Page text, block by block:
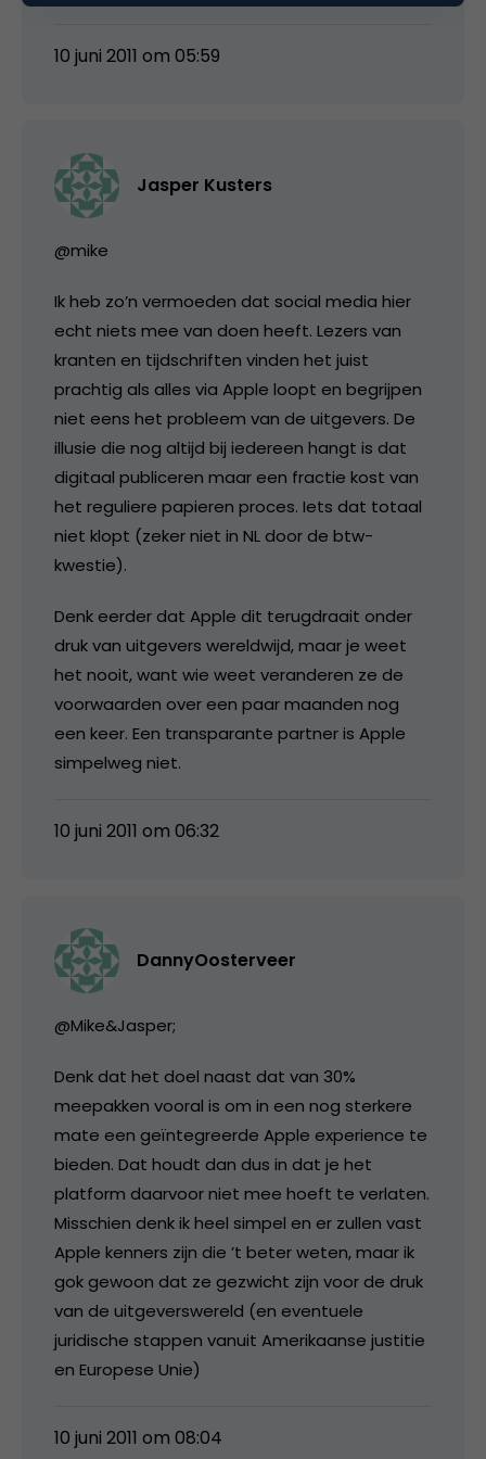
10 juni 2011 om 05:59
Jasper Kusters
@mike
Ik heb zo’n vermoeden dat social media hier
echt niets mee van doen heeft. Lezers van
kranten en tijdschriften vinden het juist
prachtig als alles via Apple loopt en begrijpen
niet eens het probleem van de uitgevers. De
illusie die nog altijd bij iedereen hangt is dat
digitaal publiceren maar een fractie kost van
het reguliere papieren proces. Iets dat totaal
niet klopt (zeker niet in NL door de btw-
kwestie).
Denk eerder dat Apple dit terugdraait onder
druk van uitgevers wereldwijd, maar je weet
het nooit, want wie weet veranderen ze de
voorwaarden over een paar maanden nog
een keer. Een transparante partner is Apple
simpelweg niet.
10 juni 2011 om 06:32
DannyOosterveer
@Mike&Jasper;
Denk dat het doel naast dat van 30%
meepakken vooral is om in een nog sterkere
mate een geïntegreerde Apple experience te
bieden. Dat houdt dan dus in dat je het
platform daarvoor niet mee hoeft te verlaten.
Misschien denk ik heel simpel en er zullen vast
Apple kenners zijn die ’t beter weten, maar ik
gok gewoon dat ze gezwicht zijn voor de druk
van de uitgeverswereld (en eventuele
juridische stappen vanuit Amerikaanse justitie
en Europese Unie)
10 juni 2011 om 08:04